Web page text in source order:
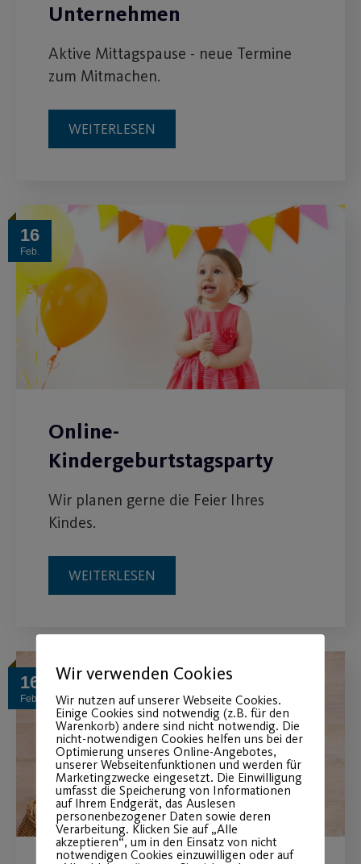
Unternehmen
Aktive Mittagspause - neue Termine
zum Mitmachen.
WEITERLESEN
16
Feb.
Online-
Kindergeburtstagsparty
Wir planen gerne die Feier Ihres
Kindes.
WEITERLESEN
16
Feb.
Wir verwenden Cookies
Wir nutzen auf unserer Webseite Cookies.
Einige Cookies sind notwendig (z.B. für den
Warenkorb) andere sind nicht notwendig. Die
nicht-notwendigen Cookies helfen uns bei der
Optimierung unseres Online-Angebotes,
unserer Webseitenfunktionen und werden für
Marketingzwecke eingesetzt. Die Einwilligung
umfasst die Speicherung von Informationen
auf Ihrem Endgerät, das Auslesen
personenbezogener Daten sowie deren
Verarbeitung. Klicken Sie auf „Alle
akzeptieren“, um in den Einsatz von nicht
notwendigen Cookies einzuwilligen oder auf